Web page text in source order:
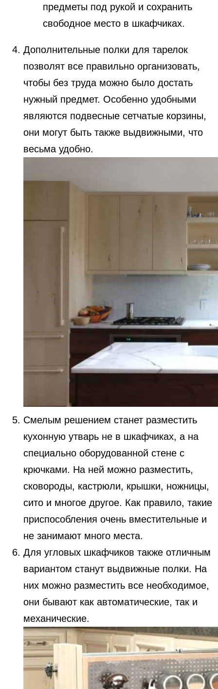
предметы под рукой и сохранить
свободное место в шкафчиках.
Дополнительные полки для тарелок
позволят все правильно организовать,
чтобы без труда можно было достать
нужный предмет. Особенно удобными
являются подвесные сетчатые корзины,
они могут быть также выдвижными, что
весьма удобно.
Смелым решением станет разместить
кухонную утварь не в шкафчиках, а на
специально оборудованной стене с
крючками. На ней можно разместить,
сковороды, кастрюли, крышки, ножницы,
сито и многое другое. Как правило, такие
приспособления очень вместительные и
не занимают много места.
Для угловых шкафчиков также отличным
вариантом станут выдвижные полки. На
них можно разместить все необходимое,
они бывают как автоматические, так и
механические.